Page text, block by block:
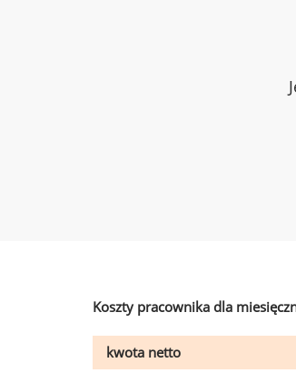
Koszty pracownika dla
kwota netto